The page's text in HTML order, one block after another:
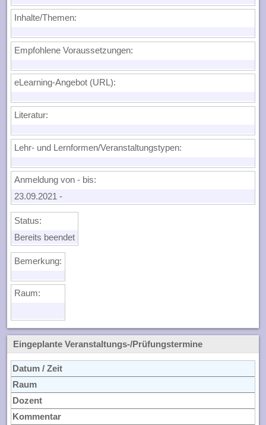
Inhalte/Themen:
Empfohlene Voraussetzungen:
eLearning-Angebot (URL):
Literatur:
Lehr- und Lernformen/Veranstaltungstypen:
Anmeldung von - bis:
23.09.2021 -
Status:
Bereits beendet
Bemerkung:
Raum:
Eingeplante Veranstaltungs-/Prüfungstermine
Datum / Zeit
Raum
Dozent
Kommentar